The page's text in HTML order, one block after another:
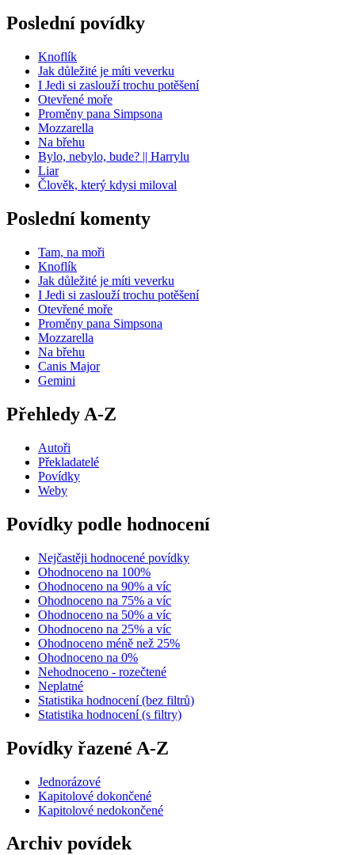
Poslední povídky
Knoflík
Jak důležité je míti veverku
I Jedi si zaslouží trochu potěšení
Otevřené moře
Proměny pana Simpsona
Mozzarella
Na břehu
Bylo, nebylo, bude? || Harrylu
Liar
Člověk, který kdysi miloval
Poslední komenty
Tam, na moři
Knoflík
Jak důležité je míti veverku
I Jedi si zaslouží trochu potěšení
Otevřené moře
Proměny pana Simpsona
Mozzarella
Na břehu
Canis Major
Gemini
Přehledy A-Z
Autoři
Překladatelé
Povídky
Weby
Povídky podle hodnocení
Nejčastěji hodnocené povídky
Ohodnoceno na 100%
Ohodnoceno na 90% a víc
Ohodnoceno na 75% a víc
Ohodnoceno na 50% a víc
Ohodnoceno na 25% a víc
Ohodnoceno méně než 25%
Ohodnoceno na 0%
Nehodnoceno - rozečtené
Neplatné
Statistika hodnocení (bez filtrů)
Statistika hodnocení (s filtry)
Povídky řazené A-Z
Jednorázové
Kapitolové dokončené
Kapitolové nedokončené
Archiv povídek